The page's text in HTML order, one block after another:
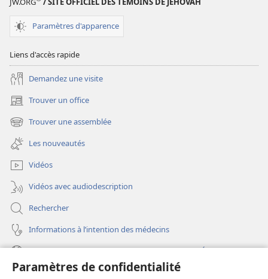
Paramètres de confidentialité
Paramètres d'apparence
Liens d'accès rapide
Demandez une visite
Trouver un office
(ouvre
une
nouvelle
fenêtre)
Trouver une assemblée
(ouvre
une
nouvelle
fenêtre)
Les nouveautés
Vidéos
Vidéos avec audiodescription
Rechercher
Informations à l’intention des médecins
Informations à l’intention des représentants de l’État
Aide